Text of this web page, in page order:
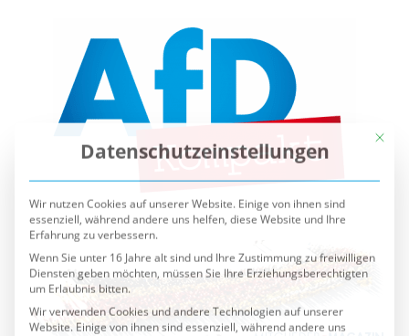
Datenschutzeinstellungen
Wir nutzen Cookies auf unserer Website. Einige von ihnen sind
essenziell, während andere uns helfen, diese Website und Ihre
Erfahrung zu verbessern.
Wenn Sie unter 16 Jahre alt sind und Ihre Zustimmung zu freiwilligen
Diensten geben möchten, müssen Sie Ihre Erziehungsberechtigten
um Erlaubnis bitten.
Wir verwenden Cookies und andere Technologien auf unserer
Website. Einige von ihnen sind essenziell, während andere uns
helfen, diese Website und Ihre Erfahrung zu verbessern.
Personenbezogene Daten können verarbeitet werden (z. B. IP-
Adressen), z. B. für personalisierte Anzeigen und Inhalte oder
Anzeigen- und Inhaltsmessung.Weitere Informationen über die
Verwendung Ihrer Daten finden Sie in unserer
Datenschutzerklärung.Sie können Ihre Auswahl jederzeit unter
Einstellungenwiderrufen oder anpassen.